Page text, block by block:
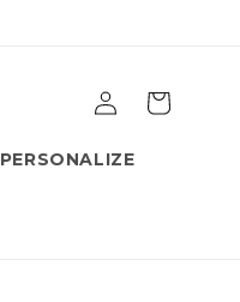
PERSONALIZE
login
Carrinho